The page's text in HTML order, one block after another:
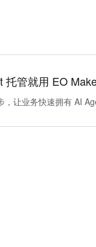
托管就用 EO
，让业务快速拥有 AI